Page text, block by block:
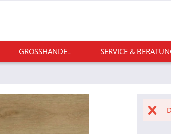
GROSSHANDEL SERVICE &